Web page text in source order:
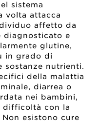
sistema
volta attacca
affetto da
diagnosticato e
glutine,
in grado di
sostanze nutrienti.
della malattia
diarrea o
nei bambini,
difficoltà con la
esistono cure